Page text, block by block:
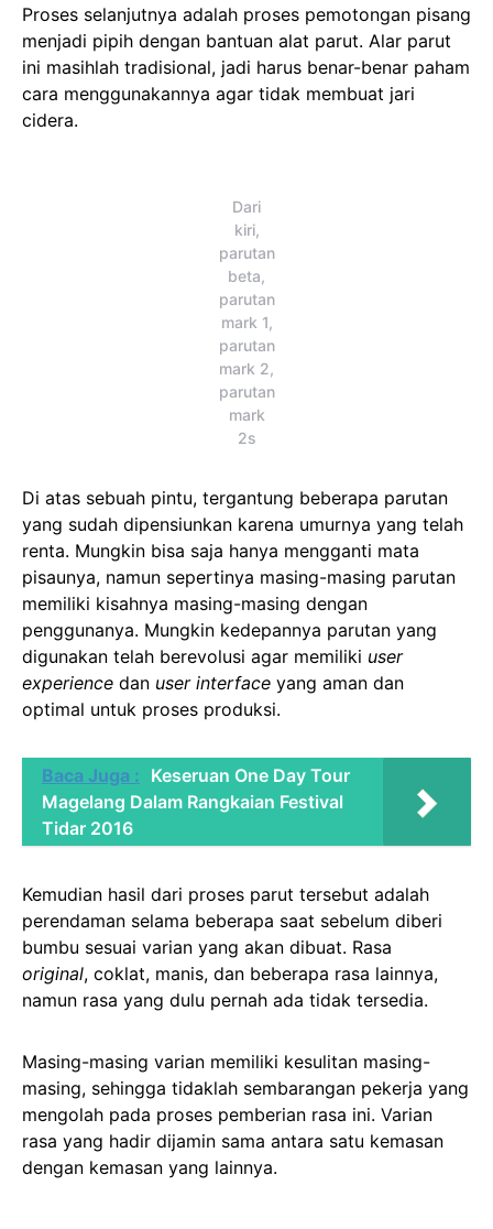
Proses selanjutnya adalah proses pemotongan pisang
menjadi pipih dengan bantuan alat parut. Alar parut
ini masihlah tradisional, jadi harus benar-benar paham
cara menggunakannya agar tidak membuat jari
cidera.
Dari
kiri,
parutan
beta,
parutan
mark 1,
parutan
mark 2,
parutan
mark
2s
Di atas sebuah pintu, tergantung beberapa parutan
yang sudah dipensiunkan karena umurnya yang telah
renta. Mungkin bisa saja hanya mengganti mata
pisaunya, namun sepertinya masing-masing parutan
memiliki kisahnya masing-masing dengan
penggunanya. Mungkin kedepannya parutan yang
digunakan telah berevolusi agar memiliki user
experience dan user interface yang aman dan
optimal untuk proses produksi.
Baca Juga : Keseruan One Day Tour
Magelang Dalam Rangkaian Festival
Tidar 2016
Kemudian hasil dari proses parut tersebut adalah
perendaman selama beberapa saat sebelum diberi
bumbu sesuai varian yang akan dibuat. Rasa
original, coklat, manis, dan beberapa rasa lainnya,
namun rasa yang dulu pernah ada tidak tersedia.
Masing-masing varian memiliki kesulitan masing-
masing, sehingga tidaklah sembarangan pekerja yang
mengolah pada proses pemberian rasa ini. Varian
rasa yang hadir dijamin sama antara satu kemasan
dengan kemasan yang lainnya.